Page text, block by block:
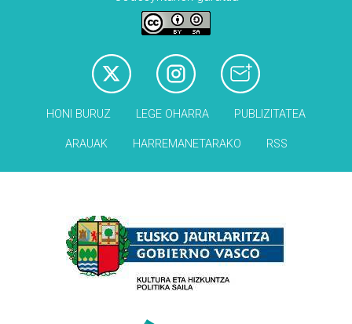
HONI BURUZ LEGE OHARRA PUBLIZITATEA
ARAUAK HARREMANETARAKO RSS